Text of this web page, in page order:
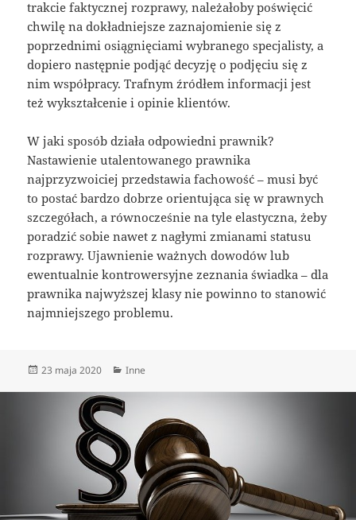
trakcie faktycznej rozprawy, należałoby poświęcić
chwilę na dokładniejsze zaznajomienie się z
poprzednimi osiągnięciami wybranego specjalisty, a
dopiero następnie podjąć decyzję o podjęciu się z
nim współpracy. Trafnym źródłem informacji jest
też wykształcenie i opinie klientów.
W jaki sposób działa odpowiedni prawnik?
Nastawienie utalentowanego prawnika
najprzyzwoiciej przedstawia fachowość – musi być
to postać bardzo dobrze orientująca się w prawnych
szczegółach, a równocześnie na tyle elastyczna, żeby
poradzić sobie nawet z nagłymi zmianami statusu
rozprawy. Ujawnienie ważnych dowodów lub
ewentualnie kontrowersyjne zeznania świadka – dla
prawnika najwyższej klasy nie powinno to stanowić
najmniejszego problemu.
Data
23 maja 2020 Kategorie
Inne